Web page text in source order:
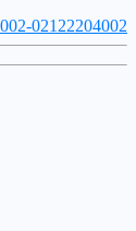
02122204002